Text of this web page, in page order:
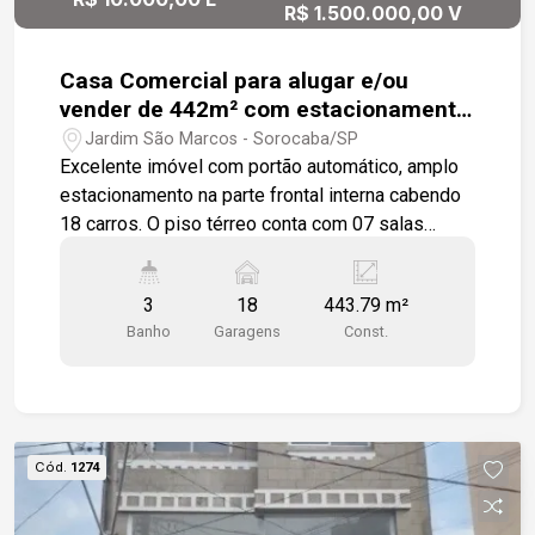
R$ 1.500.000,00 V
Casa Comercial para alugar e/ou
vender de 442m² com estacionamento
interno no Jardim São Marcos
Jardim São Marcos - Sorocaba/SP
Excelente imóvel com portão automático, amplo
estacionamento na parte frontal interna cabendo
18 carros. O piso térreo conta com 07 salas
teto, sendo que duas delas tem dois ambientes.
O banheiro masculino tem 02 box e 03 mictórios.
Um banheiro tem acessibilidade e também é
com uma cozinha conceito aberto que pode ser
usada como cantina no caso de um
estabelecimento aberto ao público. O piso
3
Banho
18
Garagens
443.79 m²
Const.
Cód. 1274